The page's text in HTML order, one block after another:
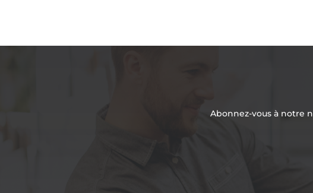
Abonnez-vous à notre